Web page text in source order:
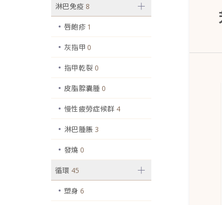
淋巴免疫 8
唇皰疹 1
灰指甲 0
指甲乾裂 0
皮脂腺囊腫 0
慢性疲勞症候群 4
淋巴腫脹 3
發燒 0
循環 45
塑身 6